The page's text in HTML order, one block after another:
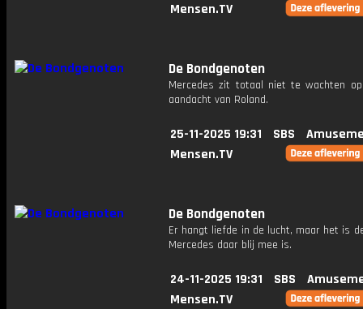
Mensen.TV
De Bondgenoten
Mercedes zit totaal niet te wachten
aandacht van Roland.
25-11-2025 19:31 SBS
Mensen.TV
De Bondgenoten
Er hangt liefde in de lucht, maar het is
Mercedes daar blij mee is.
24-11-2025 19:31 SBS
Mensen.TV